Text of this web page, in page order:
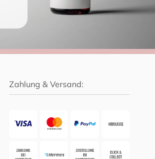
Zahlung & Versand: